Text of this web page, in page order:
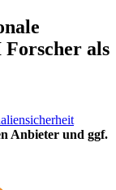
als
sicherheit
Anbieter und ggf.